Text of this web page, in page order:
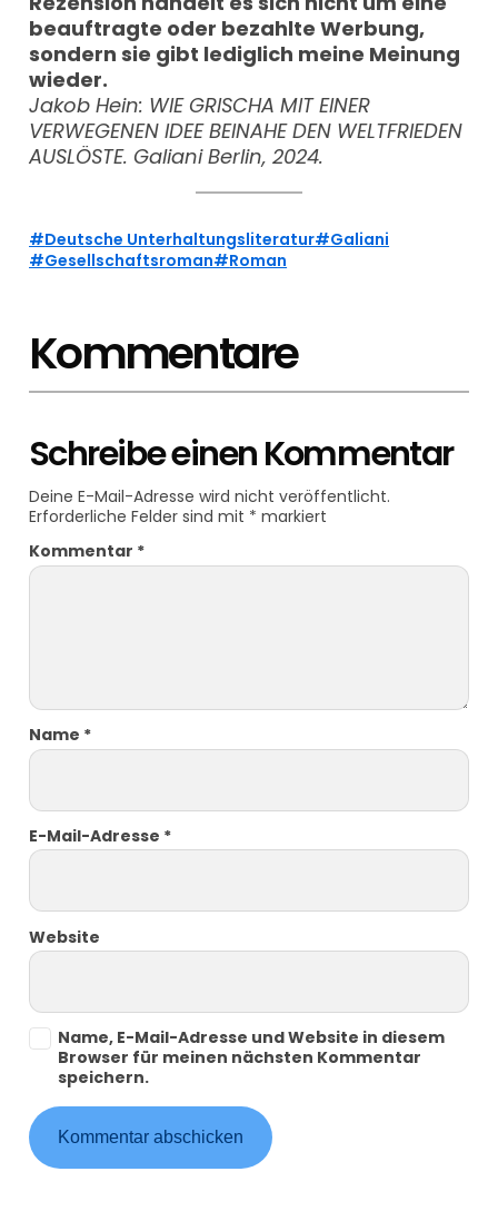
beauftragte oder bezahlte Werbung,
sondern sie gibt lediglich meine Meinung
wieder.
Jakob Hein: WIE GRISCHA MIT EINER
VERWEGENEN IDEE BEINAHE DEN WELTFRIEDEN
AUSLÖSTE. Galiani Berlin, 2024.
Deutsche Unterhaltungsliteratur
Galiani
Gesellschaftsroman
Roman
Kommentare
Schreibe einen Kommentar
Deine E-Mail-Adresse wird nicht veröffentlicht.
Erforderliche Felder sind mit * markiert
Kommentar *
Name *
E-Mail-Adresse *
Website
Name, E-Mail-Adresse und Website in diesem
Browser für meinen nächsten Kommentar
speichern.